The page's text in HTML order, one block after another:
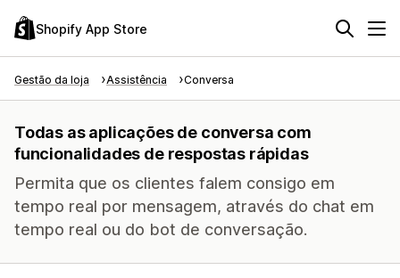
Shopify App Store
Gestão da loja Assistência Conversa
Todas as aplicações de conversa com
funcionalidades de respostas rápidas
Permita que os clientes falem consigo em
tempo real por mensagem, através do chat em
tempo real ou do bot de conversação.